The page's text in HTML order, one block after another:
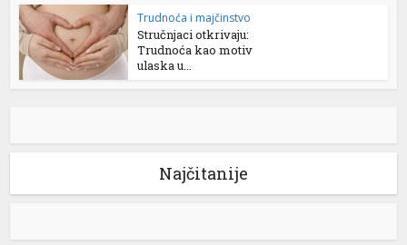
Trudnoća i majčinstvo
Stručnjaci otkrivaju:
Trudnoća kao motiv
ulaska u...
Najčitanije